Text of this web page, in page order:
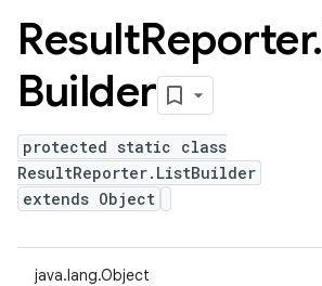
ResultReporter.
Builder
protected static class
ResultReporter.ListBuilder
extends Object
java.lang.Object